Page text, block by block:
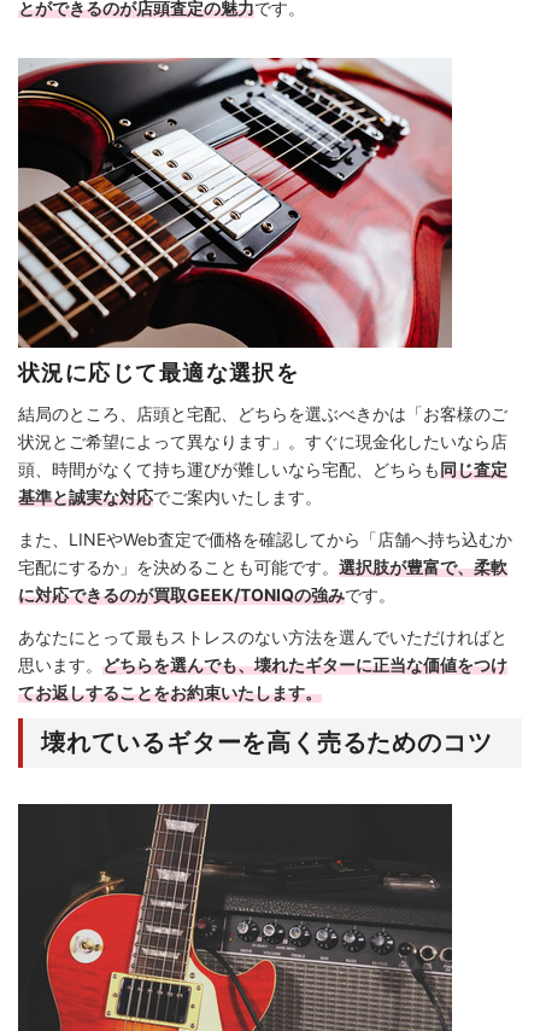
とができるのが店頭査定の魅力です。
状況に応じて最適な選択を
結局のところ、店頭と宅配、どちらを選ぶべきかは「お客様のご
状況とご希望によって異なります」。すぐに現金化したいなら店
頭、時間がなくて持ち運びが難しいなら宅配、どちらも同じ査定
基準と誠実な対応でご案内いたします。
また、LINEやWeb査定で価格を確認してから「店舗へ持ち込むか
宅配にするか」を決めることも可能です。 選択肢が豊富で、柔軟
に対応できるのが買取GEEK/TONIQの強みです。
あなたにとって最もストレスのない方法を選んでいただければと
思います。 どちらを選んでも、壊れたギターに正当な価値をつけ
てお返しすることをお約束いたします。
壊れているギターを高く売るためのコツ